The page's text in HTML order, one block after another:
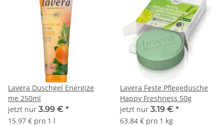
Lavera Duschgel Energize
me 250ml
jetzt nur 3.99 € *
15.97 € pro 1 l
Lavera Feste Pflegedusche
Happy Freshness 50g
jetzt nur 3.19 € *
63.84 € pro 1 kg